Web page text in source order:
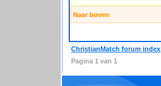
Naar boven
ChristianMatch forum index
Pagina 1 van 1